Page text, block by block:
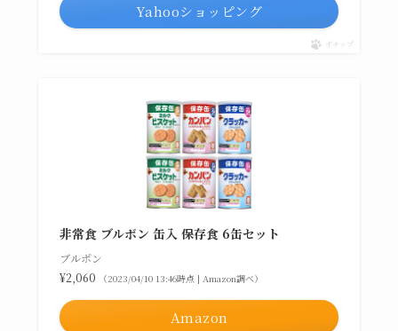
Yahooショッピング
ポチップ
非常食 ブルボン 缶入 保存食 6缶セット
ブルボン
¥2,060
（2023/04/10 13:46時点 | Amazon調べ）
Amazon